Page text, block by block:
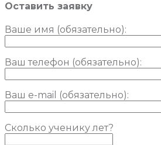
Оставить заявку
Ваше имя (обязательно):
Ваш телефон (обязательно):
Ваш e-mail (обязательно):
Сколько ученику лет?